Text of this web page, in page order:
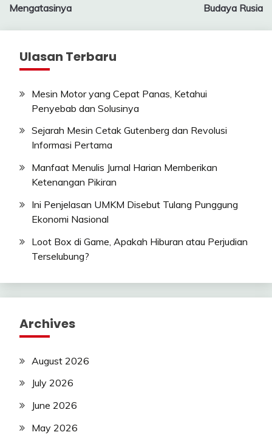
Mengatasinya
Budaya Rusia
Ulasan Terbaru
Mesin Motor yang Cepat Panas, Ketahui
Penyebab dan Solusinya
Sejarah Mesin Cetak Gutenberg dan Revolusi
Informasi Pertama
Manfaat Menulis Jurnal Harian Memberikan
Ketenangan Pikiran
Ini Penjelasan UMKM Disebut Tulang Punggung
Ekonomi Nasional
Loot Box di Game, Apakah Hiburan atau Perjudian
Terselubung?
Archives
August 2026
July 2026
June 2026
May 2026